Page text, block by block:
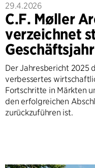
29.4.2026
C.F. Møller
verzeichnet
Der Jahresbericht 2025
verbessertes
Fortschritte in Märkten
den erfolgreichen
zurückzuführen ist.